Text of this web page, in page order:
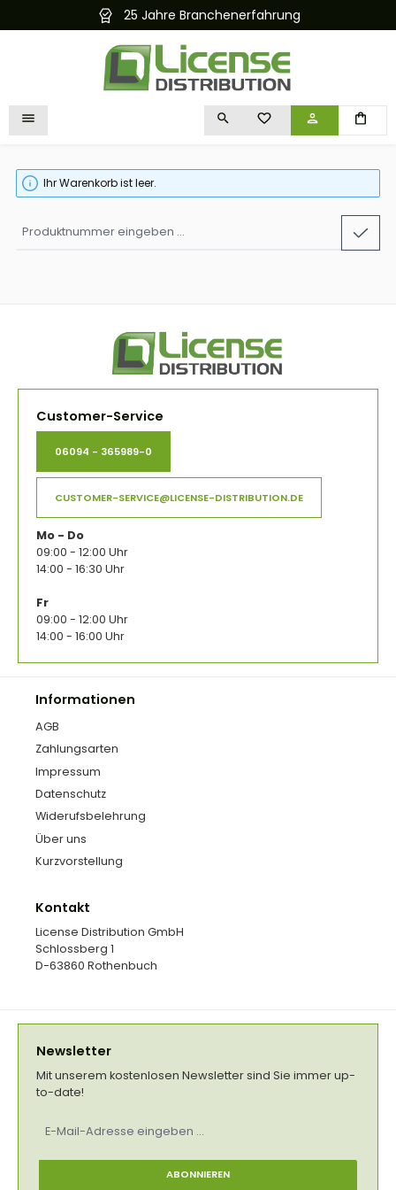
springen 25 Jahre Branchenerfahrung
DU HAST 0 PRODUKTE
Ihr Warenkorb ist leer.
Produktnummer
Customer-Service
06094 - 365989-0
CUSTOMER-SERVICE@LICENSE-DISTRIBUTION.DE
Mo - Do
09:00 - 12:00 Uhr
14:00 - 16:30 Uhr
Fr
09:00 - 12:00 Uhr
14:00 - 16:00 Uhr
Informationen
AGB
Zahlungsarten
Impressum
Datenschutz
Widerufsbelehrung
Über uns
Kurzvorstellung
Kontakt
License Distribution GmbH
Schlossberg 1
D-63860 Rothenbuch
Newsletter
Mit unserem kostenlosen Newsletter sind Sie immer up-
to-date!
Mail-
ABONNIEREN